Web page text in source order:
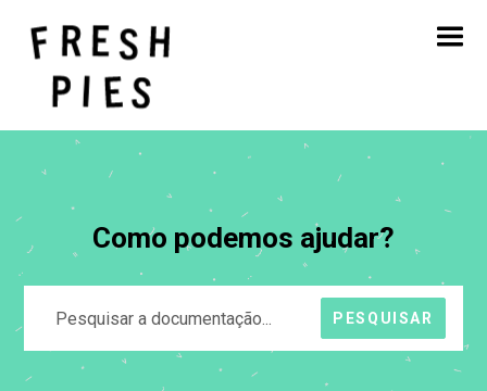
Início
Sobre
O nosso trabalho
Como podemos ajudar?
PESQUISAR